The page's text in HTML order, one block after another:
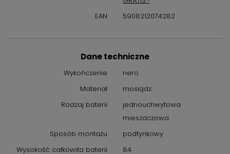
Montaż podtynkowy zapewnia estetykę
Kluczowymi zaletami montażu podtynkowego są estetyczny
wygląd, łatwiejsze utrzymanie łazienki w czystości oraz ukrycie
narażone na uszkodzenia mechaniczne. Takie rozwiązania
sprawdzą się również w małych łazienkach, w których liczy się
widoczne pozostają jedynie dekoracyjne elementy natynkowe,
a łazienka jest funkcjonalna, efektowna i świetnie wpisuje się w
EAN
5908212074282
Dane techniczne
Wykończenie
nero
Materiał
mosiądz
Rodzaj baterii
jednouchwytowa
mieszaczowa
Sposób montażu
podtynkowy
Wysokość całkowita baterii
84